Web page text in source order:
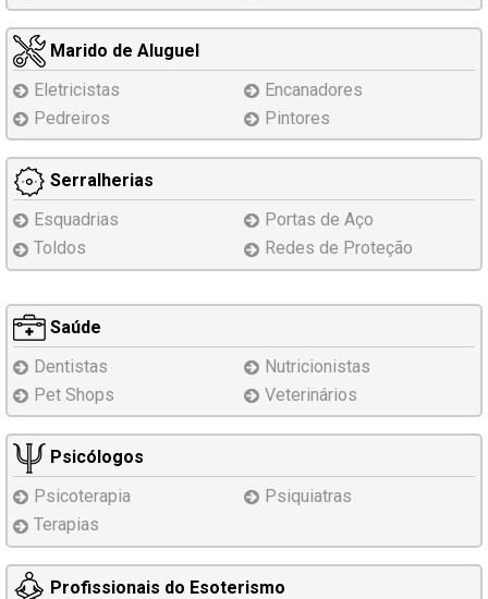
Marido de Aluguel
Eletricistas
Encanadores
Pedreiros
Pintores
Serralherias
Esquadrias
Portas de Aço
Toldos
Redes de Proteção
Saúde
Dentistas
Nutricionistas
Pet Shops
Veterinários
Psicólogos
Psicoterapia
Psiquiatras
Terapias
Profissionais do Esoterismo